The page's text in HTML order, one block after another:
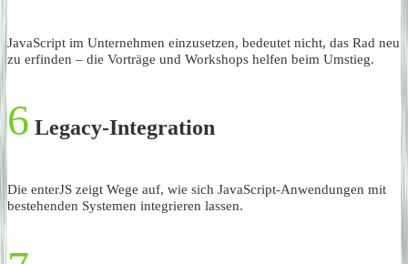
JavaScript im Unternehmen einzusetzen, bedeutet nicht, das Rad neu
zu erfinden – die Vorträge und Workshops helfen beim Umstieg.
6 Legacy-Integration
Die enterJS zeigt Wege auf, wie sich JavaScript-Anwendungen mit
bestehenden Systemen integrieren lassen.